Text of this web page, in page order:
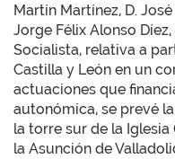
Martín Martínez, D.
Jorge Félix Alonso
Socialista, relativa a
Castilla y León en un
actuaciones que
autonómica, se prevé
la torre sur de la
la Asunción de